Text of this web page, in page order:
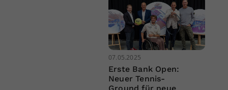
07.05.2025
Erste Bank Open:
Neuer Tennis-